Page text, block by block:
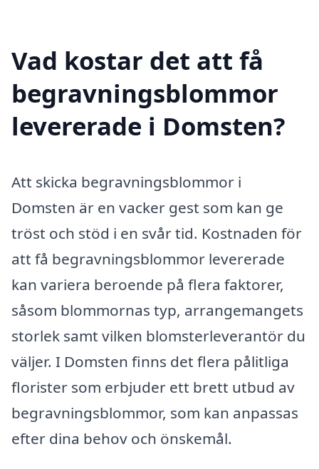
Vad kostar det att få
begravningsblommor
levererade i Domsten?
Att skicka begravningsblommor i
Domsten är en vacker gest som kan ge
tröst och stöd i en svår tid. Kostnaden för
att få begravningsblommor levererade
kan variera beroende på flera faktorer,
såsom blommornas typ, arrangemangets
storlek samt vilken blomsterleverantör du
väljer. I Domsten finns det flera pålitliga
florister som erbjuder ett brett utbud av
begravningsblommor, som kan anpassas
efter dina behov och önskemål.